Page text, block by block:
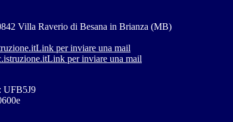
Villa Raverio di Besana in Brianza (MB)
Link per inviare una mail
Link per inviare una mail
UFB5J9